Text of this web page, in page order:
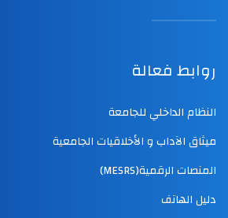
روابط فعالة
النظام الداخلي للجامعة
ميثاق الآداب و الأخلاقيات الجامعية
المنصات الرقمية(MESRS)
دليل الهاتف